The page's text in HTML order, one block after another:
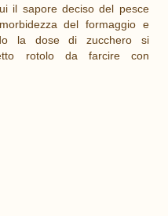
il sapore deciso del pesce
del formaggio e
la dose di zucchero si
rotolo da farcire con